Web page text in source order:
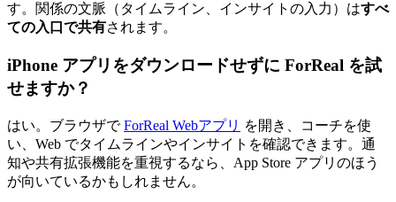
す。関係の文脈（タイムライン、インサイトの入力）はすべ
ての入口で共有されます。
iPhone アプリをダウンロードせずに ForReal を試
せますか？
はい。ブラウザでForReal Webアプリ を開き、コーチを使
い、Web でタイムラインやインサイトを確認できます。通
知や共有拡張機能を重視するなら、App Store アプリのほう
が向いているかもしれません。